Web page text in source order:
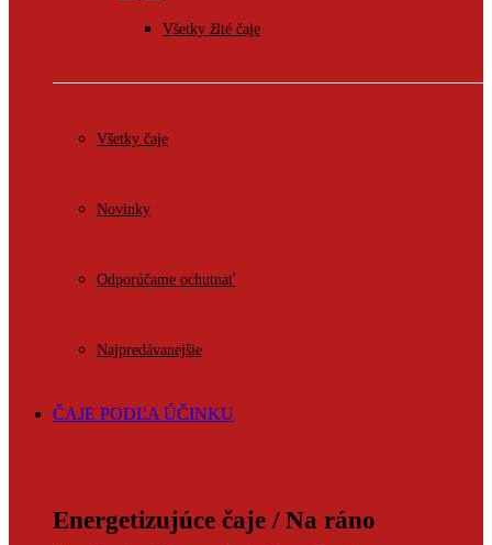
Všetky žlté čaje
Všetky čaje
Novinky
Odporúčame ochutnať
Najpredávanejšie
ČAJE PODĽA ÚČINKU
Energetizujúce čaje / Na ráno